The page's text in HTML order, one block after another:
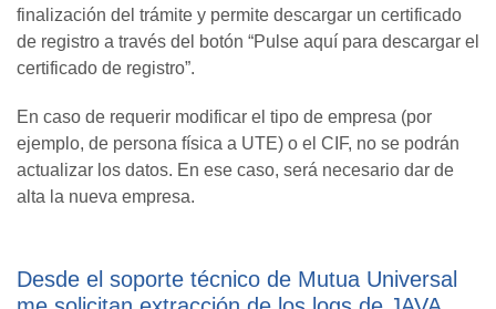
finalización del trámite y permite descargar un certificado
de registro a través del botón “Pulse aquí para descargar el
certificado de registro”.
En caso de requerir modificar el tipo de empresa (por
ejemplo, de persona física a UTE) o el CIF, no se podrán
actualizar los datos. En ese caso, será necesario dar de
alta la nueva empresa.
Desde el soporte técnico de Mutua Universal